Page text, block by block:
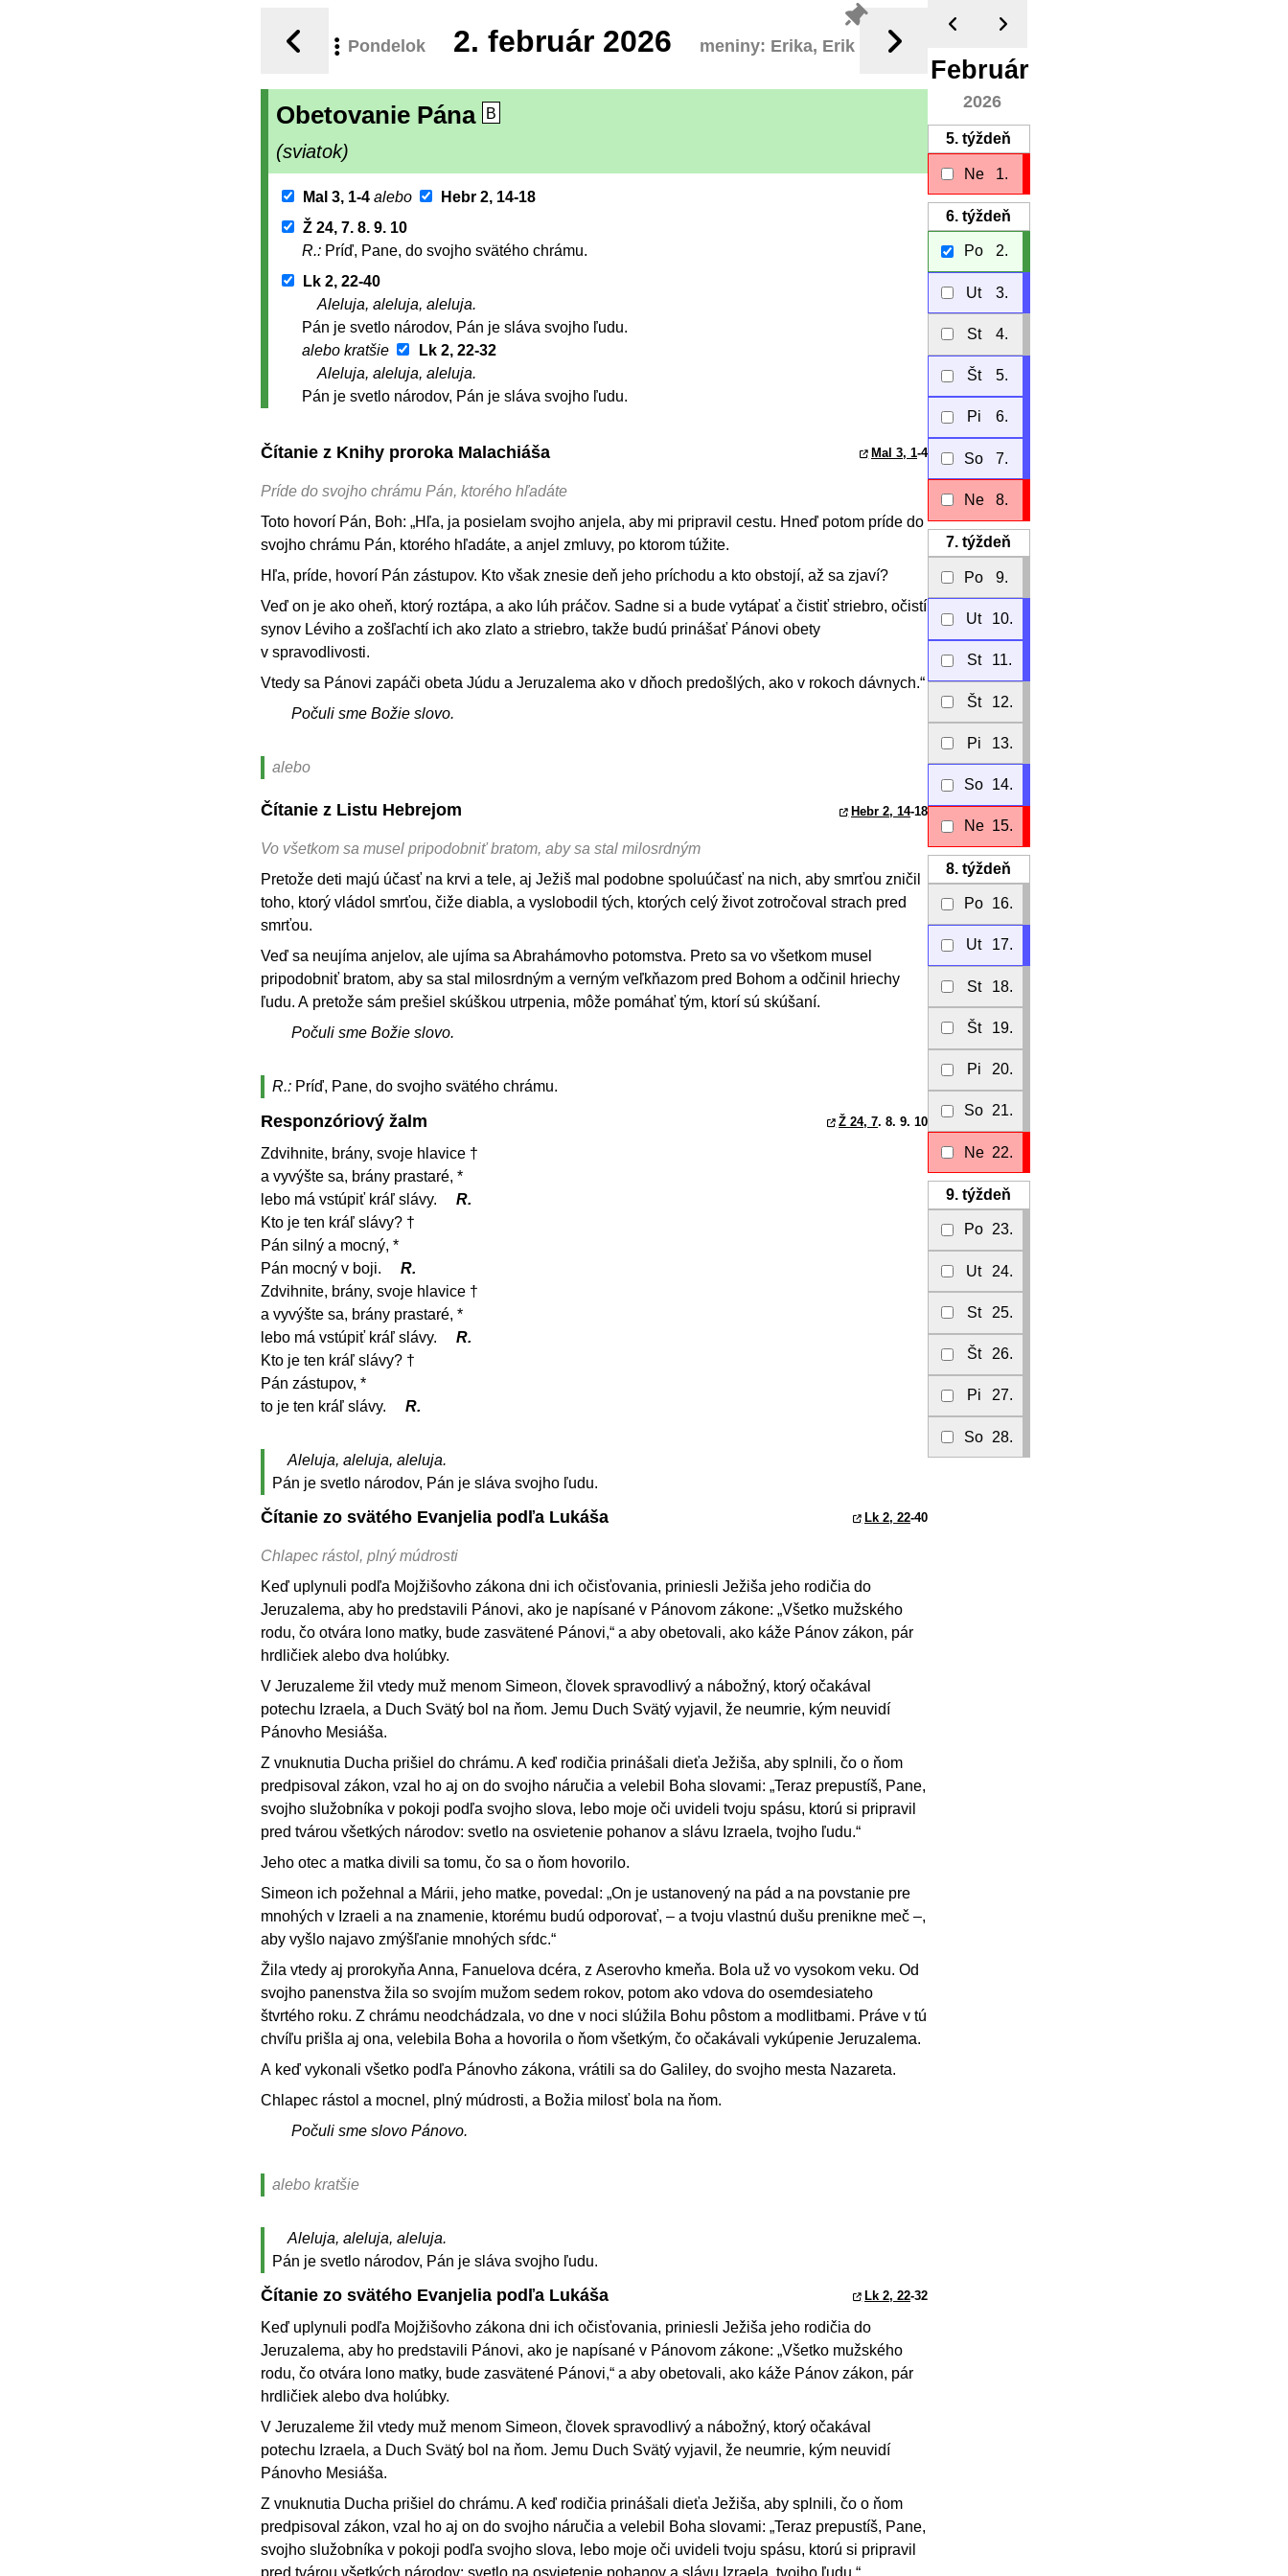
Pondelok 2. február 2026 meniny: Erika, Erik
Obetovanie Pána B
(sviatok)
Mal 3, 1-4 alebo
Hebr 2, 14-18
Ž 24, 7. 8. 9. 10
R.: Príď, Pane, do svojho svätého chrámu.
Lk 2, 22-40
Aleluja, aleluja, aleluja.
Pán je svetlo národov, Pán je sláva svojho ľudu.
alebo kratšie
Lk 2, 22-32
Aleluja, aleluja, aleluja.
Pán je svetlo národov, Pán je sláva svojho ľudu.
Čítanie z Knihy proroka Malachiáša Mal 3, 1-4
Príde do svojho chrámu Pán, ktorého hľadáte
Toto hovorí Pán, Boh: „Hľa, ja posielam svojho anjela, aby mi pripravil cestu. Hneď potom príde do
svojho chrámu Pán, ktorého hľadáte, a anjel zmluvy, po ktorom túžite.
Hľa, príde, hovorí Pán zástupov. Kto však znesie deň jeho príchodu a kto obstojí, až sa zjaví?
Veď on je ako oheň, ktorý roztápa, a ako lúh práčov. Sadne si a bude vytápať a čistiť striebro, očistí
synov Léviho a zošľachtí ich ako zlato a striebro, takže budú prinášať Pánovi obety
v spravodlivosti.
Vtedy sa Pánovi zapáči obeta Júdu a Jeruzalema ako v dňoch predošlých, ako v rokoch dávnych.“
Počuli sme Božie slovo.
alebo
Čítanie z Listu Hebrejom Hebr 2, 14-18
Vo všetkom sa musel pripodobniť bratom, aby sa stal milosrdným
Pretože deti majú účasť na krvi a tele, aj Ježiš mal podobne spoluúčasť na nich, aby smrťou zničil
toho, ktorý vládol smrťou, čiže diabla, a vyslobodil tých, ktorých celý život zotročoval strach pred
smrťou.
Veď sa neujíma anjelov, ale ujíma sa Abrahámovho potomstva. Preto sa vo všetkom musel
pripodobniť bratom, aby sa stal milosrdným a verným veľkňazom pred Bohom a odčinil hriechy
ľudu. A pretože sám prešiel skúškou utrpenia, môže pomáhať tým, ktorí sú skúšaní.
Počuli sme Božie slovo.
R.: Príď, Pane, do svojho svätého chrámu.
Responzóriový žalm Ž 24, 7. 8. 9. 10
Zdvihnite, brány, svoje hlavice †
a vyvýšte sa, brány prastaré, *
lebo má vstúpiť kráľ slávy.
R.
Kto je ten kráľ slávy? †
Pán silný a mocný, *
Pán mocný v boji.
R.
Zdvihnite, brány, svoje hlavice †
a vyvýšte sa, brány prastaré, *
lebo má vstúpiť kráľ slávy.
R.
Kto je ten kráľ slávy? †
Pán zástupov, *
to je ten kráľ slávy.
R.
Aleluja, aleluja, aleluja.
Pán je svetlo národov, Pán je sláva svojho ľudu.
Čítanie zo svätého Evanjelia podľa Lukáša Lk 2, 22-40
Chlapec rástol, plný múdrosti
Keď uplynuli podľa Mojžišovho zákona dni ich očisťovania, priniesli Ježiša jeho rodičia do
Jeruzalema, aby ho predstavili Pánovi, ako je napísané v Pánovom zákone: „Všetko mužského
rodu, čo otvára lono matky, bude zasvätené Pánovi,“ a aby obetovali, ako káže Pánov zákon, pár
hrdličiek alebo dva holúbky.
V Jeruzaleme žil vtedy muž menom Simeon, človek spravodlivý a nábožný, ktorý očakával
potechu Izraela, a Duch Svätý bol na ňom. Jemu Duch Svätý vyjavil, že neumrie, kým neuvidí
Pánovho Mesiáša.
Z vnuknutia Ducha prišiel do chrámu. A keď rodičia prinášali dieťa Ježiša, aby splnili, čo o ňom
predpisoval zákon, vzal ho aj on do svojho náručia a velebil Boha slovami: „Teraz prepustíš, Pane,
svojho služobníka v pokoji podľa svojho slova, lebo moje oči uvideli tvoju spásu, ktorú si pripravil
pred tvárou všetkých národov: svetlo na osvietenie pohanov a slávu Izraela, tvojho ľudu.“
Jeho otec a matka divili sa tomu, čo sa o ňom hovorilo.
Simeon ich požehnal a Márii, jeho matke, povedal: „On je ustanovený na pád a na povstanie pre
mnohých v Izraeli a na znamenie, ktorému budú odporovať, – a tvoju vlastnú dušu prenikne meč –,
aby vyšlo najavo zmýšľanie mnohých sŕdc.“
Žila vtedy aj prorokyňa Anna, Fanuelova dcéra, z Aserovho kmeňa. Bola už vo vysokom veku. Od
svojho panenstva žila so svojím mužom sedem rokov, potom ako vdova do osemdesiateho
štvrtého roku. Z chrámu neodchádzala, vo dne v noci slúžila Bohu pôstom a modlitbami. Práve v tú
chvíľu prišla aj ona, velebila Boha a hovorila o ňom všetkým, čo očakávali vykúpenie Jeruzalema.
A keď vykonali všetko podľa Pánovho zákona, vrátili sa do Galiley, do svojho mesta Nazareta.
Chlapec rástol a mocnel, plný múdrosti, a Božia milosť bola na ňom.
Počuli sme slovo Pánovo.
alebo kratšie
Aleluja, aleluja, aleluja.
Pán je svetlo národov, Pán je sláva svojho ľudu.
Čítanie zo svätého Evanjelia podľa Lukáša Lk 2, 22-32
Keď uplynuli podľa Mojžišovho zákona dni ich očisťovania, priniesli Ježiša jeho rodičia do
Jeruzalema, aby ho predstavili Pánovi, ako je napísané v Pánovom zákone: „Všetko mužského
rodu, čo otvára lono matky, bude zasvätené Pánovi,“ a aby obetovali, ako káže Pánov zákon, pár
hrdličiek alebo dva holúbky.
V Jeruzaleme žil vtedy muž menom Simeon, človek spravodlivý a nábožný, ktorý očakával
potechu Izraela, a Duch Svätý bol na ňom. Jemu Duch Svätý vyjavil, že neumrie, kým neuvidí
Pánovho Mesiáša.
Z vnuknutia Ducha prišiel do chrámu. A keď rodičia prinášali dieťa Ježiša, aby splnili, čo o ňom
predpisoval zákon, vzal ho aj on do svojho náručia a velebil Boha slovami: „Teraz prepustíš, Pane,
svojho služobníka v pokoji podľa svojho slova, lebo moje oči uvideli tvoju spásu, ktorú si pripravil
Február
2026
5. týždeň
Ne 1.
6. týždeň
Po 2.
Ut 3.
St 4.
Št 5.
Pi 6.
So 7.
Ne 8.
7. týždeň
Po 9.
Ut 10.
St 11.
Št 12.
Pi 13.
So 14.
Ne 15.
8. týždeň
Po 16.
Ut 17.
St 18.
Št 19.
Pi 20.
So 21.
Ne 22.
9. týždeň
Po 23.
Ut 24.
St 25.
Št 26.
Pi 27.
So 28.